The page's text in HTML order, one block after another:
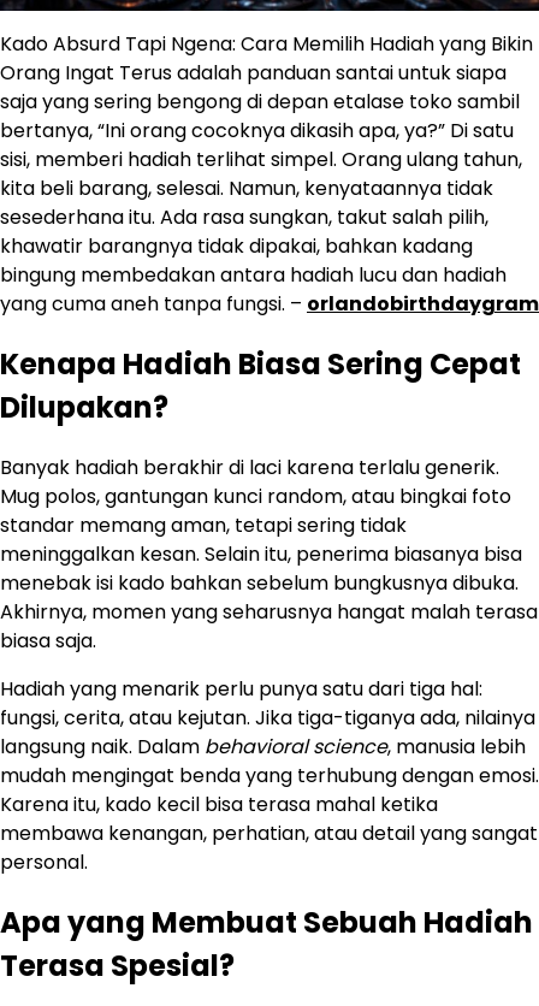
Kado Absurd Tapi Ngena: Cara Memilih Hadiah yang Bikin
Orang Ingat Terus adalah panduan santai untuk siapa
saja yang sering bengong di depan etalase toko sambil
bertanya, “Ini orang cocoknya dikasih apa, ya?” Di satu
sisi, memberi hadiah terlihat simpel. Orang ulang tahun,
kita beli barang, selesai. Namun, kenyataannya tidak
sesederhana itu. Ada rasa sungkan, takut salah pilih,
khawatir barangnya tidak dipakai, bahkan kadang
bingung membedakan antara hadiah lucu dan hadiah
yang cuma aneh tanpa fungsi. – orlandobirthdaygram
Kenapa Hadiah Biasa Sering Cepat
Dilupakan?
Banyak hadiah berakhir di laci karena terlalu generik.
Mug polos, gantungan kunci random, atau bingkai foto
standar memang aman, tetapi sering tidak
meninggalkan kesan. Selain itu, penerima biasanya bisa
menebak isi kado bahkan sebelum bungkusnya dibuka.
Akhirnya, momen yang seharusnya hangat malah terasa
biasa saja.
Hadiah yang menarik perlu punya satu dari tiga hal:
fungsi, cerita, atau kejutan. Jika tiga-tiganya ada, nilainya
langsung naik. Dalam behavioral science, manusia lebih
mudah mengingat benda yang terhubung dengan emosi.
Karena itu, kado kecil bisa terasa mahal ketika
membawa kenangan, perhatian, atau detail yang sangat
personal.
Apa yang Membuat Sebuah Hadiah
Terasa Spesial?